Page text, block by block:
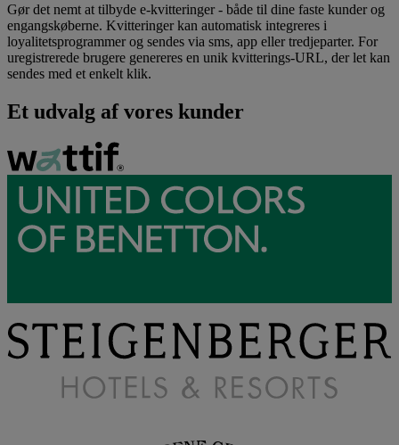
Gør det nemt at tilbyde e-kvitteringer - både til dine faste kunder og
engangskøberne. Kvitteringer kan automatisk integreres i
loyalitetsprogrammer og sendes via sms, app eller tredjeparter. For
uregistrerede brugere genereres en unik kvitterings-URL, der let kan
sendes med et enkelt klik.
Et udvalg af vores kunder